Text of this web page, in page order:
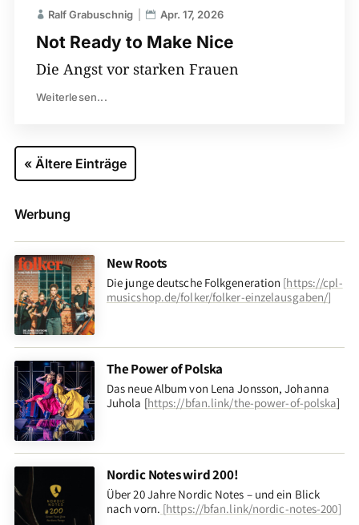
Not Ready to Make Nice
Ralf Grabuschnig Apr. 17, 2026
Die Angst vor starken Frauen
Weiterlesen...
« Ältere Einträge
Werbung
New Roots
Die junge deutsche Folkgeneration [https://cpl-
musicshop.de/folker/folker-einzelausgaben/]
The Power of Polska
Das neue Album von Lena Jonsson, Johanna
Juhola [https://bfan.link/the-power-of-polska]
Nordic Notes wird 200!
Über 20 Jahre Nordic Notes – und ein Blick
nach vorn. [https://bfan.link/nordic-notes-200]